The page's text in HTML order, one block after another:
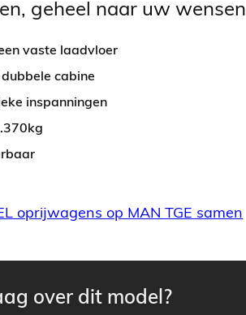
geheel naar uw wensen
vaste laadvloer
cabine
inspanningen
oprijwagens op MAN TGE samen
over dit model?